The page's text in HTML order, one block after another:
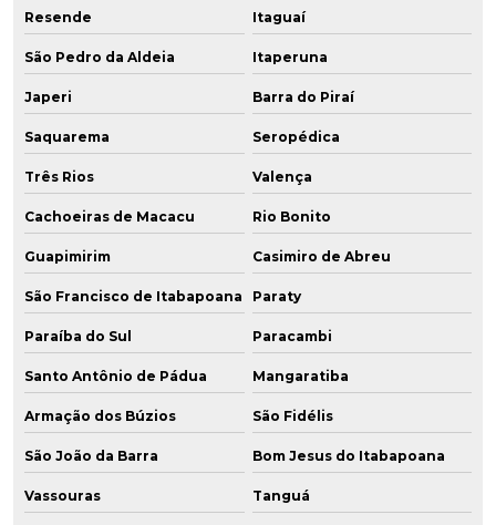
Resende Itaguaí
São Pedro da Aldeia Itaperuna
Japeri Barra do Piraí
Saquarema Seropédica
Três Rios Valença
Cachoeiras de Macacu Rio Bonito
Guapimirim Casimiro de Abreu
São Francisco de Itabapoana Paraty
Paraíba do Sul Paracambi
Santo Antônio de Pádua Mangaratiba
Armação dos Búzios São Fidélis
São João da Barra Bom Jesus do Itabapoana
Vassouras Tanguá